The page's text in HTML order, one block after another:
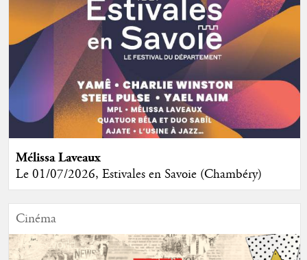
Mélissa Laveaux
Le 01/07/2026, Estivales en Savoie (Chambéry)
Cinéma